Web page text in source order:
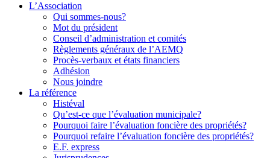
L’Association
Qui sommes-nous?
Mot du président
Conseil d’administration et comités
Règlements généraux de l’AEMQ
Procès-verbaux et états financiers
Adhésion
Nous joindre
La référence
Histéval
Qu’est-ce que l’évaluation municipale?
Pourquoi faire l’évaluation foncière des propriétés?
Pourquoi refaire l’évaluation foncière des propriétés?
E.F. express